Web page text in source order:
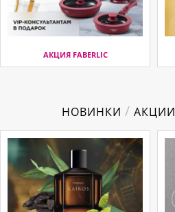
АКЦИЯ FABERLIC
НОВИНКИ / АКЦИИ